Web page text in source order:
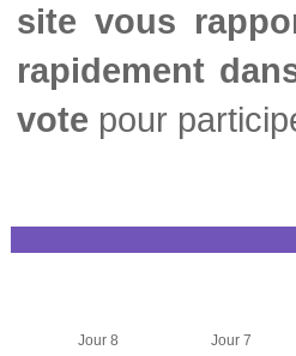
site vous
rapidement
vote pour
Jour 8 Jour 7